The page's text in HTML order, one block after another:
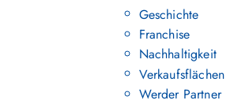
Geschichte
Franchise
Nachhaltigkeit
Verkaufsflächen
Werder Partner